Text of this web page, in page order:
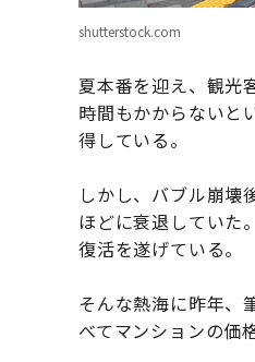
shutterstock.com
夏本番を迎え、観光
時間もかからないと
得している。
しかし、バブル崩壊
ほどに衰退していた
復活を遂げている。
そんな熱海に昨年、
べてマンションの価